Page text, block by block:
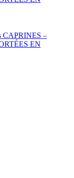
CAPRINES –
EN